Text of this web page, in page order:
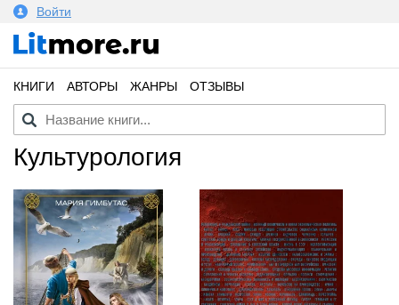
Войти
КНИГИ АВТОРЫ ЖАНРЫ ОТЗЫВЫ
культурология